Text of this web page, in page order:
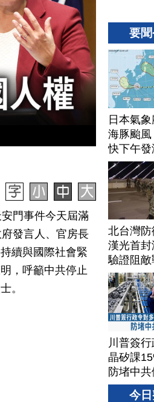
門事件今天屆滿
發言人、官房長
續與國際社會緊
，呼籲中共停止
。
要
日本氣
海豚颱風
快下午發
北台灣防
漢光首
驗證阻敵
川普簽
晶矽課
防堵中
今